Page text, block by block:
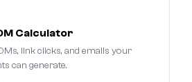
Calculator
link clicks, and emails your
can generate.